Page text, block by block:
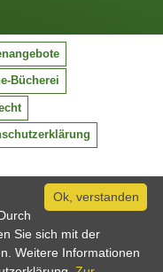
Bücherei
Ok, verstanden
Sie sich mit der
Weitere Informationen